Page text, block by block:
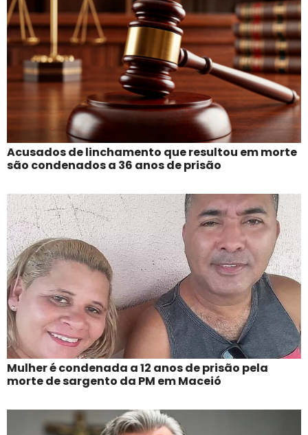
Acusados de linchamento que resultou em morte
são condenados a 36 anos de prisão
Mulher é condenada a 12 anos de prisão pela
morte de sargento da PM em Maceió